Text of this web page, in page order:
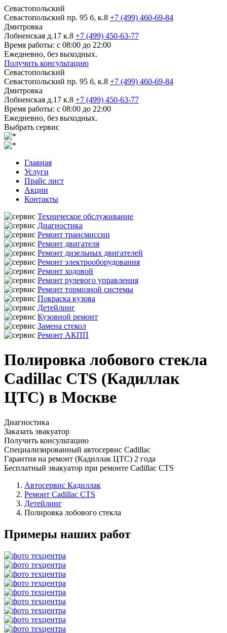
Севастопольский
Севастопольский пр. 95 б, к.8 +7 (499) 460-69-84
Дмитровка
Лобненская д.17 к.8 +7 (499) 450-63-77
Время работы: с 08:00 до 22:00
Ежедневно, без выходных.
Получить консультацию
Севастопольский
Севастопольский пр. 95 б, к.8 +7 (499) 460-69-84
Дмитровка
Лобненская д.17 к.8 +7 (499) 450-63-77
Время работы: с 08:00 до 22:00
Ежедневно, без выходных.
Выбрать сервис
Главная
Услуги
Прайс лист
Акции
Контакты
Техническое обслуживание
Диагностика
Ремонт трансмиссии
Ремонт двигателя
Ремонт дизельных двигателей
Ремонт электрооборудования
Ремонт ходовой
Ремонт рулевого управления
Ремонт тормозной системы
Покраска кузова
Детейлинг
Кузовной ремонт
Замена стекол
Ремонт АКПП
Полировка лобового стекла
Cadillac CTS (Кадиллак
ЦТС) в Москве
Диагностика
Заказать эвакуатор
Получить консультацию
Специализированный автосервис Cadillac
Гарантия на ремонт (Кадиллак ЦТС) 2 года
Бесплатный эвакуатор при ремонте Cadillac CTS
Автосервис Кадиллак
Ремонт Cadillac CTS
Детейлинг
Полировка лобового стекла
Примеры наших работ